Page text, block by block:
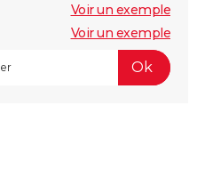
Voir un exemple
Voir un exemple